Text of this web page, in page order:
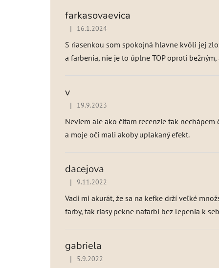
farkasovaevica
Hodnotenie produktu je 4 z 5 hviezdičiek.
| 16.1.2024
S riasenkou som spokojná hlavne kvôli jej
a farbenia, nie je to úplne TOP oproti
v
Hodnotenie produktu je 3 z 5 hviezdičiek.
| 19.9.2023
Neviem ale ako čítam recenzie tak
a moje oči mali akoby uplakaný efekt.
dacejova
Hodnotenie produktu je 4 z 5 hviezdičiek.
| 9.11.2022
Vadí mi akurát, že sa na kefke drží veľké
farby, tak riasy pekne nafarbí bez lepenia k
gabriela
Hodnotenie produktu je 4 z 5 hviezdičiek.
| 5.9.2022